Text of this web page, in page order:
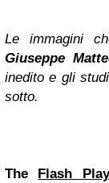
Le immagini
Giuseppe
inedito e gli
sotto.
The Flash